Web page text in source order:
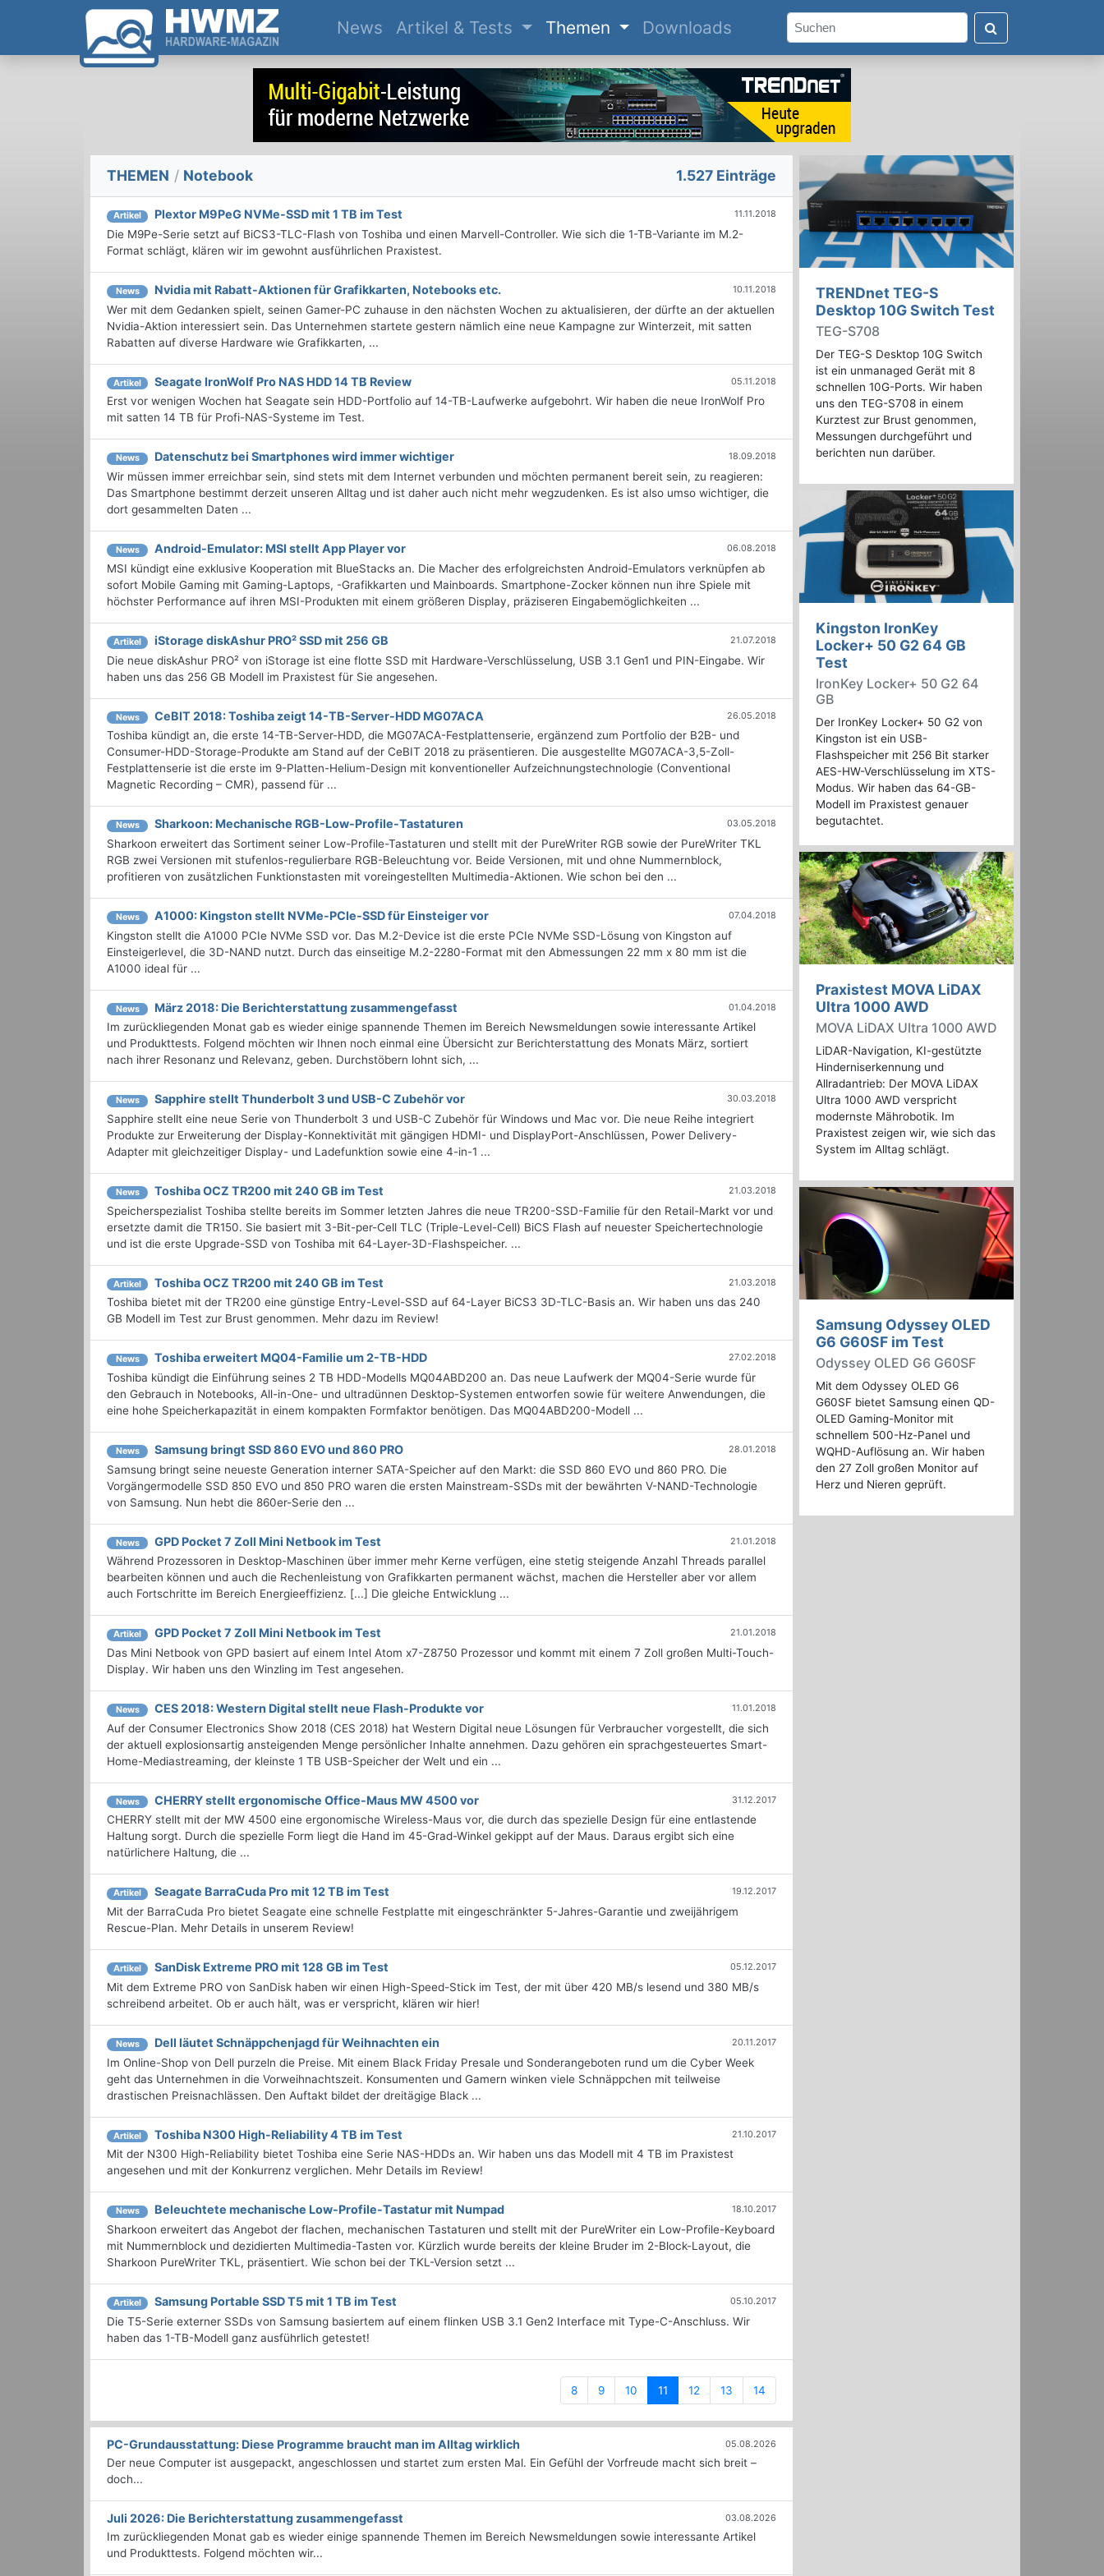
News(current)
Artikel & Tests Themen Downloads
THEMEN / Notebook 1.527 Einträge
Artikel Plextor M9PeG NVMe-SSD mit 1 TB im Test 11.11.2018
Die M9Pe-Serie setzt auf BiCS3-TLC-Flash von Toshiba und einen Marvell-Controller. Wie sich die 1-TB-Variante im M.2-
Format schlägt, klären wir im gewohnt ausführlichen Praxistest.
News Nvidia mit Rabatt-Aktionen für Grafikkarten, Notebooks etc. 10.11.2018
Wer mit dem Gedanken spielt, seinen Gamer-PC zuhause in den nächsten Wochen zu aktualisieren, der dürfte an der aktuellen
Nvidia-Aktion interessiert sein. Das Unternehmen startete gestern nämlich eine neue Kampagne zur Winterzeit, mit satten
Rabatten auf diverse Hardware wie Grafikkarten, ...
Artikel Seagate IronWolf Pro NAS HDD 14 TB Review 05.11.2018
Erst vor wenigen Wochen hat Seagate sein HDD-Portfolio auf 14-TB-Laufwerke aufgebohrt. Wir haben die neue IronWolf Pro
mit satten 14 TB für Profi-NAS-Systeme im Test.
News Datenschutz bei Smartphones wird immer wichtiger 18.09.2018
Wir müssen immer erreichbar sein, sind stets mit dem Internet verbunden und möchten permanent bereit sein, zu reagieren:
Das Smartphone bestimmt derzeit unseren Alltag und ist daher auch nicht mehr wegzudenken. Es ist also umso wichtiger, die
dort gesammelten Daten ...
News Android-Emulator: MSI stellt App Player vor 06.08.2018
MSI kündigt eine exklusive Kooperation mit BlueStacks an. Die Macher des erfolgreichsten Android-Emulators verknüpfen ab
sofort Mobile Gaming mit Gaming-Laptops, -Grafikkarten und Mainboards. Smartphone-Zocker können nun ihre Spiele mit
höchster Performance auf ihren MSI-Produkten mit einem größeren Display, präziseren Eingabemöglichkeiten ...
Artikel iStorage diskAshur PRO² SSD mit 256 GB 21.07.2018
Die neue diskAshur PRO² von iStorage ist eine flotte SSD mit Hardware-Verschlüsselung, USB 3.1 Gen1 und PIN-Eingabe. Wir
haben uns das 256 GB Modell im Praxistest für Sie angesehen.
News CeBIT 2018: Toshiba zeigt 14-TB-Server-HDD MG07ACA 26.05.2018
Toshiba kündigt an, die erste 14-TB-Server-HDD, die MG07ACA-Festplattenserie, ergänzend zum Portfolio der B2B- und
Consumer-HDD-Storage-Produkte am Stand auf der CeBIT 2018 zu präsentieren. Die ausgestellte MG07ACA-3,5-Zoll-
Festplattenserie ist die erste im 9-Platten-Helium-Design mit konventioneller Aufzeichnungstechnologie (Conventional
Magnetic Recording – CMR), passend für ...
News Sharkoon: Mechanische RGB-Low-Profile-Tastaturen 03.05.2018
Sharkoon erweitert das Sortiment seiner Low-Profile-Tastaturen und stellt mit der PureWriter RGB sowie der PureWriter TKL
RGB zwei Versionen mit stufenlos-regulierbare RGB-Beleuchtung vor. Beide Versionen, mit und ohne Nummernblock,
profitieren von zusätzlichen Funktionstasten mit voreingestellten Multimedia-Aktionen. Wie schon bei den ...
News A1000: Kingston stellt NVMe-PCIe-SSD für Einsteiger vor 07.04.2018
Kingston stellt die A1000 PCIe NVMe SSD vor. Das M.2-Device ist die erste PCIe NVMe SSD-Lösung von Kingston auf
Einsteigerlevel, die 3D-NAND nutzt. Durch das einseitige M.2-2280-Format mit den Abmessungen 22 mm x 80 mm ist die
A1000 ideal für ...
News März 2018: Die Berichterstattung zusammengefasst 01.04.2018
Im zurückliegenden Monat gab es wieder einige spannende Themen im Bereich Newsmeldungen sowie interessante Artikel
und Produkttests. Folgend möchten wir Ihnen noch einmal eine Übersicht zur Berichterstattung des Monats März, sortiert
nach ihrer Resonanz und Relevanz, geben. Durchstöbern lohnt sich, ...
News Sapphire stellt Thunderbolt 3 und USB-C Zubehör vor 30.03.2018
Sapphire stellt eine neue Serie von Thunderbolt 3 und USB-C Zubehör für Windows und Mac vor. Die neue Reihe integriert
Produkte zur Erweiterung der Display-Konnektivität mit gängigen HDMI- und DisplayPort-Anschlüssen, Power Delivery-
Adapter mit gleichzeitiger Display- und Ladefunktion sowie eine 4-in-1 ...
News Toshiba OCZ TR200 mit 240 GB im Test 21.03.2018
Speicherspezialist Toshiba stellte bereits im Sommer letzten Jahres die neue TR200-SSD-Familie für den Retail-Markt vor und
ersetzte damit die TR150. Sie basiert mit 3-Bit-per-Cell TLC (Triple-Level-Cell) BiCS Flash auf neuester Speichertechnologie
und ist die erste Upgrade-SSD von Toshiba mit 64-Layer-3D-Flashspeicher. ...
Artikel Toshiba OCZ TR200 mit 240 GB im Test 21.03.2018
Toshiba bietet mit der TR200 eine günstige Entry-Level-SSD auf 64-Layer BiCS3 3D-TLC-Basis an. Wir haben uns das 240
GB Modell im Test zur Brust genommen. Mehr dazu im Review!
News Toshiba erweitert MQ04-Familie um 2-TB-HDD 27.02.2018
Toshiba kündigt die Einführung seines 2 TB HDD-Modells MQ04ABD200 an. Das neue Laufwerk der MQ04-Serie wurde für
den Gebrauch in Notebooks, All-in-One- und ultradünnen Desktop-Systemen entworfen sowie für weitere Anwendungen, die
eine hohe Speicherkapazität in einem kompakten Formfaktor benötigen. Das MQ04ABD200-Modell ...
News Samsung bringt SSD 860 EVO und 860 PRO 28.01.2018
Samsung bringt seine neueste Generation interner SATA-Speicher auf den Markt: die SSD 860 EVO und 860 PRO. Die
Vorgängermodelle SSD 850 EVO und 850 PRO waren die ersten Mainstream-SSDs mit der bewährten V-NAND-Technologie
von Samsung. Nun hebt die 860er-Serie den ...
News GPD Pocket 7 Zoll Mini Netbook im Test 21.01.2018
Während Prozessoren in Desktop-Maschinen über immer mehr Kerne verfügen, eine stetig steigende Anzahl Threads parallel
bearbeiten können und auch die Rechenleistung von Grafikkarten permanent wächst, machen die Hersteller aber vor allem
auch Fortschritte im Bereich Energieeffizienz. [...] Die gleiche Entwicklung ...
Artikel GPD Pocket 7 Zoll Mini Netbook im Test 21.01.2018
Das Mini Netbook von GPD basiert auf einem Intel Atom x7-Z8750 Prozessor und kommt mit einem 7 Zoll großen Multi-Touch-
Display. Wir haben uns den Winzling im Test angesehen.
News CES 2018: Western Digital stellt neue Flash-Produkte vor 11.01.2018
Auf der Consumer Electronics Show 2018 (CES 2018) hat Western Digital neue Lösungen für Verbraucher vorgestellt, die sich
der aktuell explosionsartig ansteigenden Menge persönlicher Inhalte annehmen. Dazu gehören ein sprachgesteuertes Smart-
Home-Mediastreaming, der kleinste 1 TB USB-Speicher der Welt und ein ...
News CHERRY stellt ergonomische Office-Maus MW 4500 vor 31.12.2017
CHERRY stellt mit der MW 4500 eine ergonomische Wireless-Maus vor, die durch das spezielle Design für eine entlastende
Haltung sorgt. Durch die spezielle Form liegt die Hand im 45-Grad-Winkel gekippt auf der Maus. Daraus ergibt sich eine
natürlichere Haltung, die ...
Artikel Seagate BarraCuda Pro mit 12 TB im Test 19.12.2017
Mit der BarraCuda Pro bietet Seagate eine schnelle Festplatte mit eingeschränkter 5-Jahres-Garantie und zweijährigem
Rescue-Plan. Mehr Details in unserem Review!
Artikel SanDisk Extreme PRO mit 128 GB im Test 05.12.2017
Mit dem Extreme PRO von SanDisk haben wir einen High-Speed-Stick im Test, der mit über 420 MB/s lesend und 380 MB/s
schreibend arbeitet. Ob er auch hält, was er verspricht, klären wir hier!
News Dell läutet Schnäppchenjagd für Weihnachten ein 20.11.2017
Im Online-Shop von Dell purzeln die Preise. Mit einem Black Friday Presale und Sonderangeboten rund um die Cyber Week
geht das Unternehmen in die Vorweihnachtszeit. Konsumenten und Gamern winken viele Schnäppchen mit teilweise
drastischen Preisnachlässen. Den Auftakt bildet der dreitägige Black ...
Artikel Toshiba N300 High-Reliability 4 TB im Test 21.10.2017
Mit der N300 High-Reliability bietet Toshiba eine Serie NAS-HDDs an. Wir haben uns das Modell mit 4 TB im Praxistest
angesehen und mit der Konkurrenz verglichen. Mehr Details im Review!
News Beleuchtete mechanische Low-Profile-Tastatur mit Numpad 18.10.2017
Sharkoon erweitert das Angebot der flachen, mechanischen Tastaturen und stellt mit der PureWriter ein Low-Profile-Keyboard
mit Nummernblock und dezidierten Multimedia-Tasten vor. Kürzlich wurde bereits der kleine Bruder im 2-Block-Layout, die
Sharkoon PureWriter TKL, präsentiert. Wie schon bei der TKL-Version setzt ...
Artikel Samsung Portable SSD T5 mit 1 TB im Test 05.10.2017
Die T5-Serie externer SSDs von Samsung basiertem auf einem flinken USB 3.1 Gen2 Interface mit Type-C-Anschluss. Wir
haben das 1-TB-Modell ganz ausführlich getestet!
8 9 10 11 (current)
12 13 14
PC-Grundausstattung: Diese Programme braucht man im Alltag wirklich 05.08.2026
Der neue Computer ist ausgepackt, angeschlossen und startet zum ersten Mal. Ein Gefühl der Vorfreude macht sich breit –
doch...
Juli 2026: Die Bericht­erstattung zusammengefasst 03.08.2026
Im zurückliegenden Monat gab es wieder einige spannende Themen im Bereich Newsmeldungen sowie interessante Artikel
und Produkttests. Folgend möchten wir...
TRENDnet TEG-S
Desktop 10G Switch Test
TEG-S708
Der TEG-S Desktop 10G Switch
ist ein unmanaged Gerät mit 8
schnellen 10G-Ports. Wir haben
uns den TEG-S708 in einem
Kurztest zur Brust genommen,
Messungen durchgeführt und
berichten nun darüber.
Kingston IronKey
Locker+ 50 G2 64 GB
Test
IronKey Locker+ 50 G2 64
GB
Der IronKey Locker+ 50 G2 von
Kingston ist ein USB-
Flashspeicher mit 256 Bit starker
AES-HW-Verschlüsselung im XTS-
Modus. Wir haben das 64-GB-
Modell im Praxistest genauer
begutachtet.
Praxistest MOVA LiDAX
Ultra 1000 AWD
MOVA LiDAX Ultra 1000 AWD
LiDAR-Navigation, KI-gestützte
Hinderniserkennung und
Allradantrieb: Der MOVA LiDAX
Ultra 1000 AWD verspricht
modernste Mährobotik. Im
Praxistest zeigen wir, wie sich das
System im Alltag schlägt.
Samsung Odyssey OLED
G6 G60SF im Test
Odyssey OLED G6 G60SF
Mit dem Odyssey OLED G6
G60SF bietet Samsung einen QD-
OLED Gaming-Monitor mit
schnellem 500-Hz-Panel und
WQHD-Auflösung an. Wir haben
den 27 Zoll großen Monitor auf
Herz und Nieren geprüft.